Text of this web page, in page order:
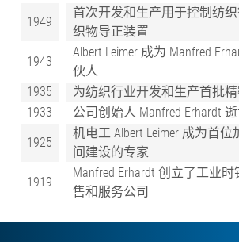
1949
首次开发和生产用于控制纺
织物导正装置
1943
Albert Leimer 成为 Manfred
伙人
1935
为纺织行业开发和生产首批
1933
公司创始人 Manfred Erhardt
1925
机电工 Albert Leimer 成为首
间建设的专家
1919
Manfred Erhardt 创立了工业
售和服务公司